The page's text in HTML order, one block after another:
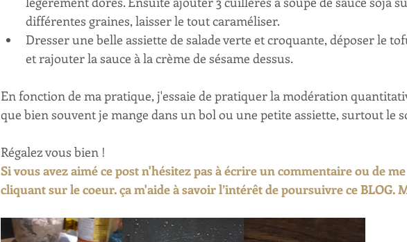
différentes graines, laisser le tout caraméliser.
Dresser une belle assiette de salade verte et croquante, déposer le
et rajouter la sauce à la crème de sésame dessus.
En fonction de ma pratique, j'essaie de pratiquer la modération
que bien souvent je mange dans un bol ou une petite assiette, surtout le
Régalez vous bien !
Si vous avez aimé ce post n'hésitez pas à écrire un commentaire ou de
cliquant sur le coeur. ça m'aide à savoir l’intérêt de poursuivre ce BLOG.